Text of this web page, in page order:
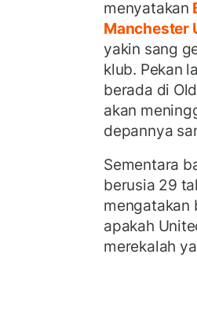
menyatakan
Manchester
yakin sang
klub. Pekan
berada di
akan
depannya
Sementara
berusia 29
mengatakan
apakah
merekalah